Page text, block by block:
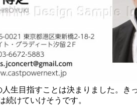
生目指すことは決まりました。き
続けていけそうです。